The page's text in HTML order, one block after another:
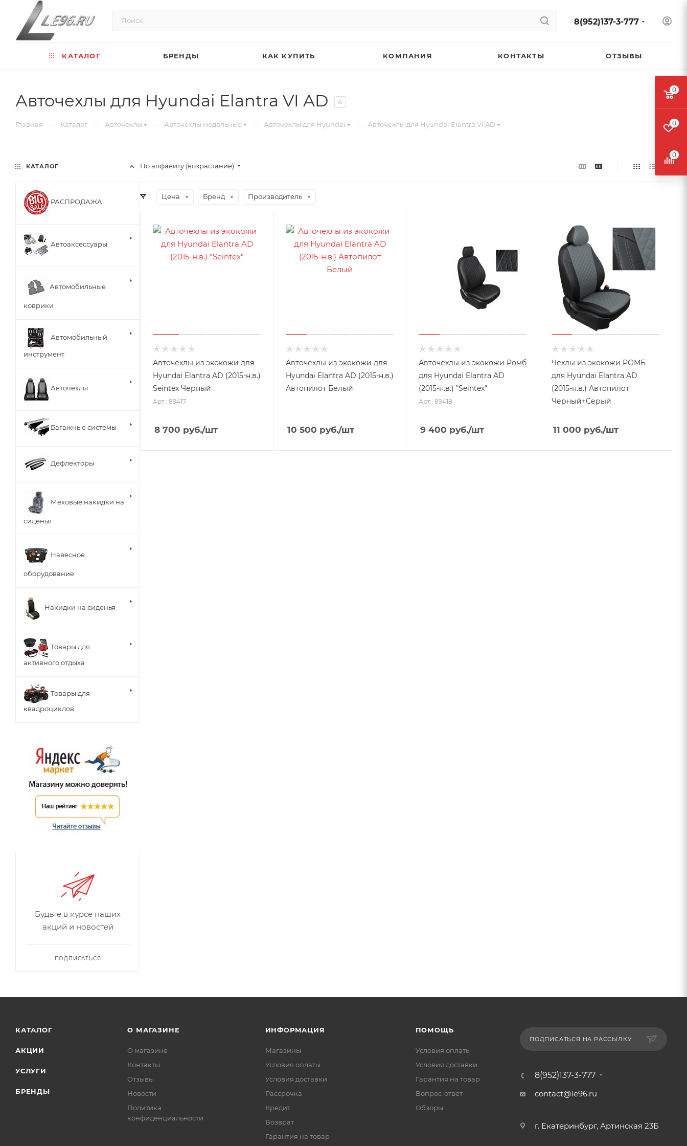
8(952)137-3-777
КАТАЛОГ БРЕНДЫ КАК КУПИТЬ КОМПАНИЯ КОНТАКТЫ ОТЗЫВЫ
Авточехлы для Hyundai Elantra VI AD 4
Главная — Каталог — Авточехлы — Авточехлы модельные — Авточехлы для Hyundai — Авточехлы для Hyundai Elantra VI AD
По алфавиту (возрастание)
Цена Бренд Производитель
Авточехлы из экокожи для
Hyundai Elantra AD (2015-н.в.)
Seintex Черный
Арт.: 89417
8 700 руб./шт
Авточехлы из экокожи для
Hyundai Elantra AD (2015-н.в.)
Автопилот Белый
10 500 руб./шт
Авточехлы из экокожи Ромб
для Hyundai Elantra AD
(2015-н.в.) "Seintex"
Арт.: 89418
9 400 руб./шт
Чехлы из экокожи РОМБ
для Hyundai Elantra AD
(2015-н.в.) Автопилот
Черный+Серый
11 000 руб./шт
КАТАЛОГ
РАСПРОДАЖА
Автоаксессуары
Автомобильные
коврики
Автомобильный
инструмент
Авточехлы
Багажные системы
Дефлекторы
Меховые накидки на
сиденья
Навесное
оборудование
Накидки на сиденья
Товары для
активного отдыха
Товары для
квадроциклов
Будьте в курсе наших
акций и новостей
ПОДПИСАТЬСЯ
КАТАЛОГ
АКЦИИ
УСЛУГИ
БРЕНДЫ
О МАГАЗИНЕ
О магазине
Контакты
Отзывы
Новости
Политика
конфиденциальности
ИНФОРМАЦИЯ
Магазины
Условия оплаты
Условия доставки
Рассрочка
Кредит
Возврат
Гарантия на товар
ПОМОЩЬ
Условия оплаты
Условия доставки
Гарантия на товар
Вопрос-ответ
Обзоры
ПОДПИСАТЬСЯ НА РАССЫЛКУ
8(952)137-3-777
contact@le96.ru
г. Екатеринбург, Артинская 23Б
0
0
0